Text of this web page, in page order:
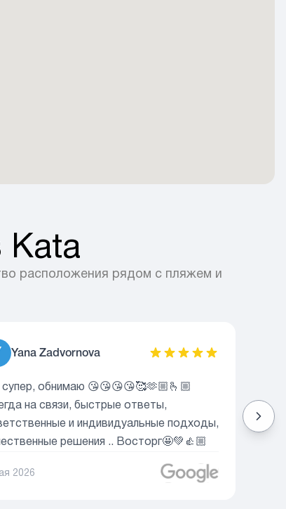
Kata
расположения рядом с пляжем и
Yana Zadvornova
обнимаю 😘😘😘😘🥰🫶🏼🫰🏼
на связи, быстрые ответы,
и индивидуальные подходы,
решения .. Восторг🤩💚👍🏼
2026